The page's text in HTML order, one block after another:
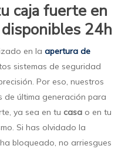
caja fuerte en
24h
en la apertura de
sistemas de seguridad
Por eso, nuestros
de última generación para
ya sea en tu casao en tu
Si has olvidado la
bloqueado, no arriesgues